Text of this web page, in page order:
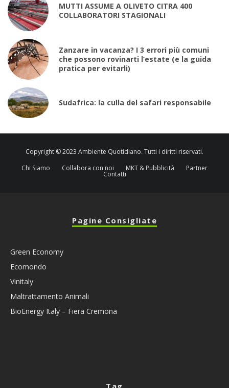
MUTTI ASSUME A OLIVETO CITRA 400
COLLABORATORI STAGIONALI
Zanzare in vacanza? I 3 errori più comuni
che possono rovinarti l’estate (e la guida
pratica per evitarli)
Sudafrica: la culla del safari responsabile
Copyright © 2023 Ambiente Quotidiano. Tutti i diritti riservati.
Chi Siamo
Collabora con noi MKT & Pubblicità Partner
Contatti
Pagine Consigliate
Green Economy
Ecomondo
Vinitaly
Maltrattamento Animali
BioEnergy Italy – Fiera Cremona
Tag